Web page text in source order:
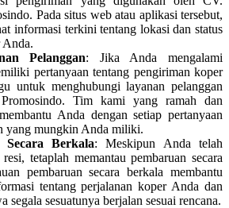
Pada situs web atau aplikasi tersebut,
informasi terkini tentang lokasi dan status
Anda.
Pelanggan: Jika Anda mengalami
pertanyaan tentang pengiriman koper
untuk menghubungi layanan pelanggan
Tim kami yang ramah dan
Anda dengan setiap pertanyaan
yang mungkin Anda miliki.
Berkala: Meskipun Anda telah
tetaplah memantau pembaruan secara
pembaruan secara berkala membantu
tentang perjalanan koper Anda dan
segala sesuatunya berjalan sesuai rencana.